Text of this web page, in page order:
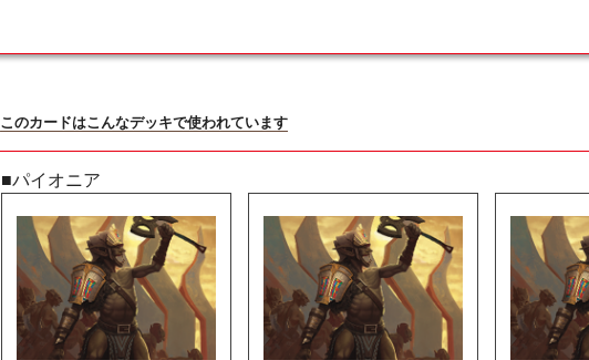
このカードはこんなデッキで使われています
■パイオニア